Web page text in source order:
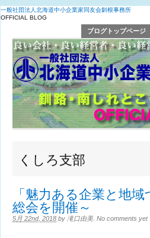
一般社団法人北海道中小企業家同友会釧根事務所
OFFICIAL BLOG
ブログトップページ
くしろ支部
「魅力ある企業と地
総会を開催～
5月 22nd, 2018 by 滝口由美. No comments yet